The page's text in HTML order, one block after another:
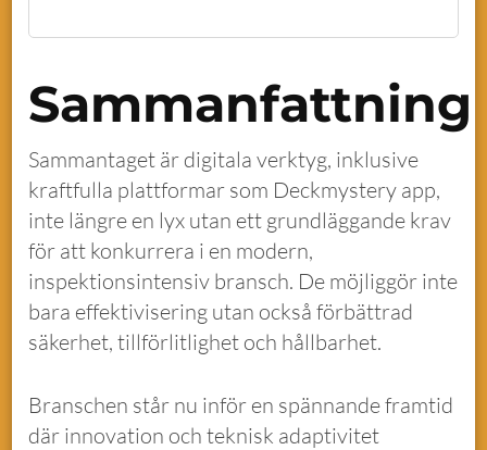
Sammanfattning
Sammantaget är digitala verktyg, inklusive
kraftfulla plattformar som Deckmystery app,
inte längre en lyx utan ett grundläggande krav
för att konkurrera i en modern,
inspektionsintensiv bransch. De möjliggör inte
bara effektivisering utan också förbättrad
säkerhet, tillförlitlighet och hållbarhet.
Branschen står nu inför en spännande framtid
där innovation och teknisk adaptivitet